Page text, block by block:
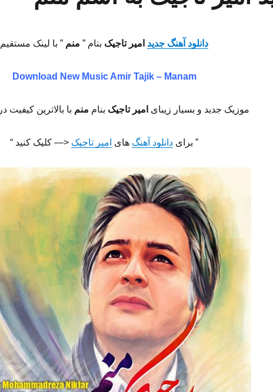
دانلود آهنگ جدید امیر تاجیک بنام ” منم ” با لینک مستقیم
Download New MusicAmir Tajik – Manam
موزیک جدید و بسیار زیبای امیر تاجیک بنام منم با بالاترین کیفیت در
” برای دانلود آهنگ های امیر تاجیک <— کلیک کنید “